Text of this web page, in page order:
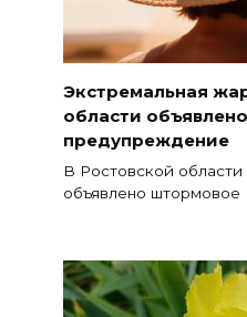
Экстремальная
области
предупреждение
В Ростовской области
объявлено штормовое